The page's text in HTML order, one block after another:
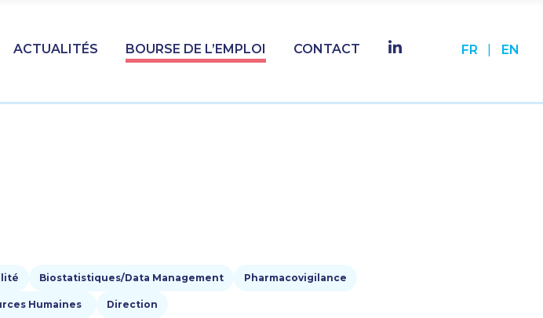
ACTUALITÉS BOURSE DE L’EMPLOI CONTACT LINKEDINFR EN
Biostatistiques/Data Management Pharmacovigilance
Humaines Direction